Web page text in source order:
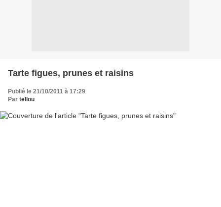
Tarte figues, prunes et raisins
Publié le 21/10/2011 à 17:29
Par tellou